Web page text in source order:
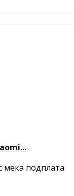
мека подплата